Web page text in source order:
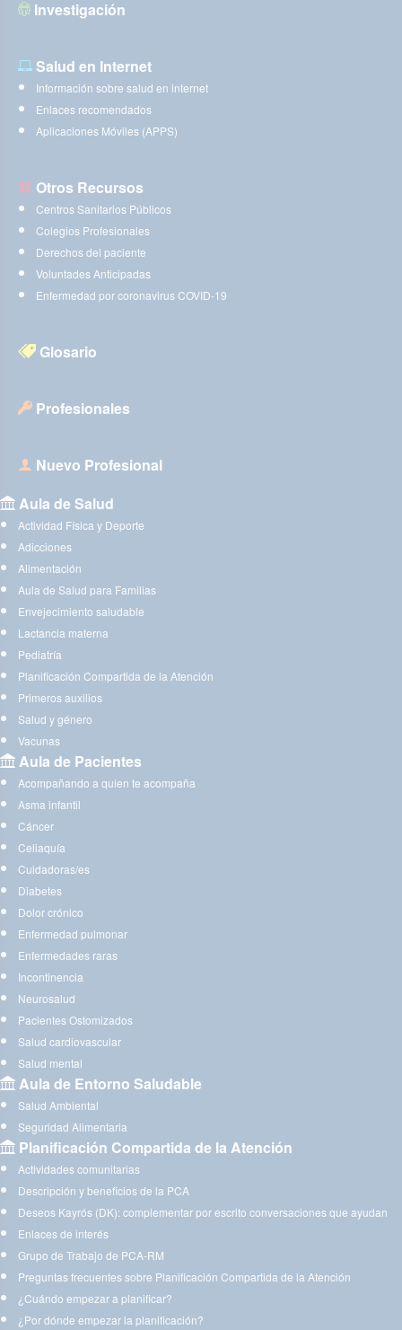
Investigación
Salud en Internet
Información sobre salud en internet
Enlaces recomendados
Aplicaciones Móviles (APPS)
Otros Recursos
Centros Sanitarios Públicos
Colegios Profesionales
Derechos del paciente
Voluntades Anticipadas
Enfermedad por coronavirus COVID-19
Glosario
Profesionales
Nuevo Profesional
Aula de Salud
Actividad Física y Deporte
Adicciones
Alimentación
Aula de Salud para Familias
Envejecimiento saludable
Lactancia materna
Pediatría
Planificación Compartida de la Atención
Primeros auxilios
Salud y género
Vacunas
Aula de Pacientes
Acompañando a quien te acompaña
Asma infantil
Cáncer
Celiaquía
Cuidadoras/es
Diabetes
Dolor crónico
Enfermedad pulmonar
Enfermedades raras
Incontinencia
Neurosalud
Pacientes Ostomizados
Salud cardiovascular
Salud mental
Aula de Entorno Saludable
Salud Ambiental
Seguridad Alimentaria
Planificación Compartida de la Atención
Actividades comunitarias
Descripción y beneficios de la PCA
Deseos Kayrós (DK): complementar por escrito conversaciones que ayudan
Enlaces de interés
Grupo de Trabajo de PCA-RM
Preguntas frecuentes sobre Planificación Compartida de la Atención
¿Cuándo empezar a planificar?
¿Por dónde empezar la planificación?